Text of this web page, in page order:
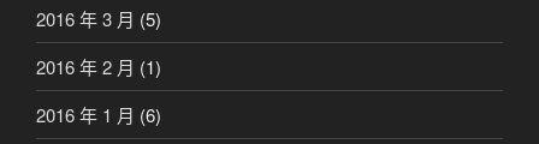
2016 年 3 月 (5)
2016 年 2 月 (1)
2016 年 1 月 (6)